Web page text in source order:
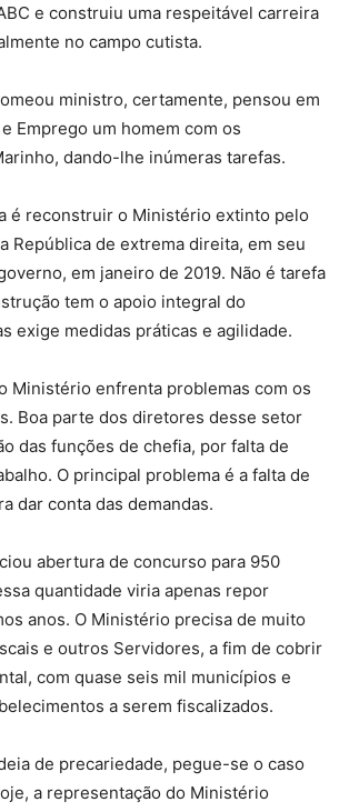
e construiu uma respeitável carreira
no campo cutista.
ministro, certamente, pensou em
Emprego um homem com os
dando-lhe inúmeras tarefas.
é reconstruir o Ministério extinto pelo
República de extrema direita, em seu
em janeiro de 2019. Não é tarefa
tem o apoio integral do
exige medidas práticas e agilidade.
Ministério enfrenta problemas com os
Boa parte dos diretores desse setor
das funções de chefia, por falta de
O principal problema é a falta de
dar conta das demandas.
abertura de concurso para 950
quantidade viria apenas repor
anos. O Ministério precisa de muito
e outros Servidores, a fim de cobrir
com quase seis mil municípios e
a serem fiscalizados.
de precariedade, pegue-se o caso
a representação do Ministério